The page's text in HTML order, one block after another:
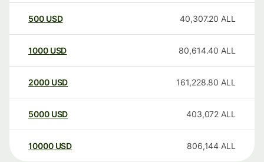
500 USD 40,307.20 ALL
1000 USD 80,614.40 ALL
2000 USD 161,228.80 ALL
5000 USD 403,072 ALL
10000 USD 806,144 ALL